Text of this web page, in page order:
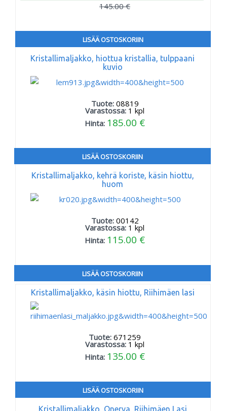
145.00 €
LISÄÄ OSTOSKORIIN
Kristallimaljakko, hiottua kristallia, tulppaani
kuvio
Tuote: 08819
Varastossa: 1 kpl
Hinta: 185.00 €
LISÄÄ OSTOSKORIIN
Kristallimaljakko, kehrä koriste, käsin hiottu,
huom
Tuote: 00142
Varastossa: 1 kpl
Hinta: 115.00 €
LISÄÄ OSTOSKORIIN
Kristallimaljakko, käsin hiottu, Riihimäen lasi
Tuote:671259
Varastossa: 1 kpl
Hinta: 135.00 €
LISÄÄ OSTOSKORIIN
Kristallimaljakko, Onerva, Riihimäen Lasi